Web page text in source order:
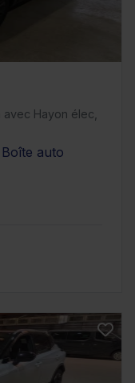
avec Hayon élec,
auto